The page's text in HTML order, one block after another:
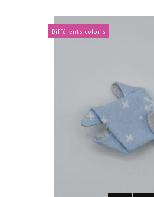
Différents coloris